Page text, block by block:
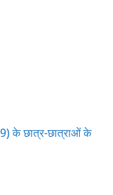
के छात्र-छात्राओं के